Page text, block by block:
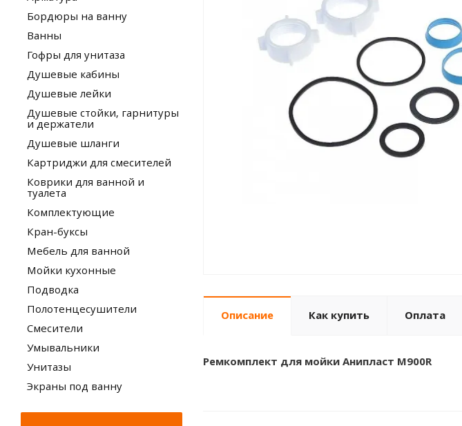
Описание Как купить Оплата
Ремкомплект для мойки Анипласт M900R
Бордюры на ванну
Ванны
Гофры для унитаза
Душевые кабины
Душевые лейки
Душевые стойки, гарнитуры
и держатели
Душевые шланги
Картриджи для смесителей
Коврики для ванной и
туалета
Комплектующие
Кран-буксы
Мебель для ванной
Мойки кухонные
Подводка
Полотенцесушители
Смесители
Умывальники
Унитазы
Экраны под ванну